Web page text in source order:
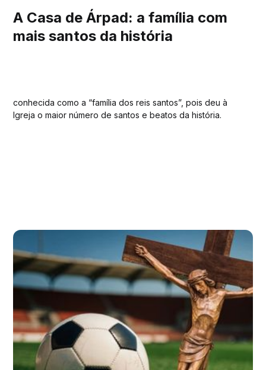
A Casa de Árpad: a família com
mais santos da história
conhecida como a “família dos reis santos”, pois deu à
Igreja o maior número de santos e beatos da história.